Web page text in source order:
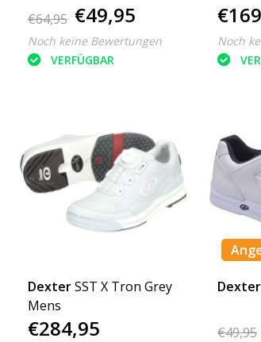
€64,95 €49,95
Noch keine Bewertungen
VERFÜGBAR
Noch
DexterSST X Tron Grey
Mens
€284,95
Dexter
€49,95